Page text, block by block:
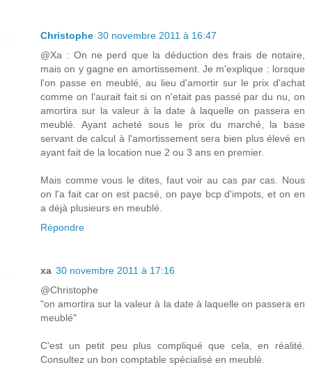
Christophe 30 novembre 2011 à 16:47
@Xa : On ne perd que la déduction des frais de notaire,
mais on y gagne en amortissement. Je m'explique : lorsque
l'on passe en meublé, au lieu d'amortir sur le prix d'achat
comme on l'aurait fait si on n'etait pas passé par du nu, on
amortira sur la valeur à la date à laquelle on passera en
meublé. Ayant acheté sous le prix du marché, la base
servant de calcul à l'amortissement sera bien plus élevé en
ayant fait de la location nue 2 ou 3 ans en premier.
Mais comme vous le dites, faut voir au cas par cas. Nous
on l'a fait car on est pacsé, on paye bcp d'impots, et on en
a déjà plusieurs en meublé.
Répondre
xa 30 novembre 2011 à 17:16
@Christophe
"on amortira sur la valeur à la date à laquelle on passera en
meublé"
C'est un petit peu plus compliqué que cela, en réalité.
Consultez un bon comptable spécialisé en meublé.